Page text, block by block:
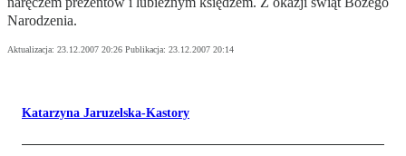
Narodzenia.
Aktualizacja: 23.12.2007 20:26 Publikacja: 23.12.2007 20:14
Katarzyna Jaruzelska-Kastory